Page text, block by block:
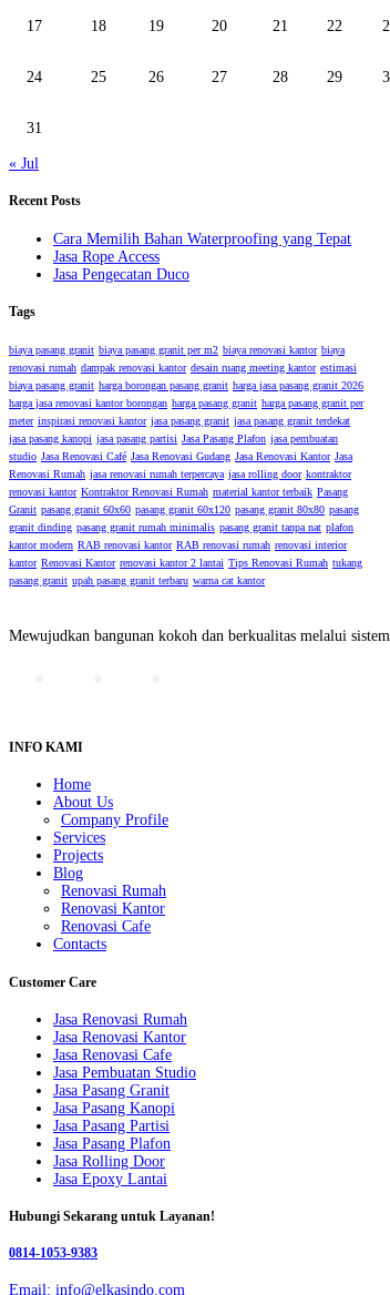
17 18 19 20 21 22
24 25 26 27 28 29
31
« Jul
Recent Posts
Cara Memilih Bahan Waterproofing yang Tepat
Jasa Rope Access
Jasa Pengecatan Duco
Tags
biaya pasang granit biaya pasang granit per m2 biaya renovasi kantor biaya
renovasi rumah dampak renovasi kantor desain ruang meeting kantor estimasi
biaya pasang granit harga borongan pasang granit harga jasa pasang granit 2026
harga jasa renovasi kantor borongan harga pasang granit harga pasang granit per
meter inspirasi renovasi kantor jasa pasang granit jasa pasang granit terdekat
jasa pasang kanopi jasa pasang partisi Jasa Pasang Plafon jasa pembuatan
studio Jasa Renovasi Café Jasa Renovasi Gudang Jasa Renovasi Kantor Jasa
Renovasi Rumah jasa renovasi rumah terpercaya jasa rolling door kontraktor
renovasi kantor Kontraktor Renovasi Rumah material kantor terbaik Pasang
Granit pasang granit 60x60 pasang granit 60x120 pasang granit 80x80 pasang
granit dinding pasang granit rumah minimalis pasang granit tanpa nat plafon
kantor modern RAB renovasi kantor RAB renovasi rumah renovasi interior
kantor Renovasi Kantor renovasi kantor 2 lantai Tips Renovasi Rumah tukang
pasang granit upah pasang granit terbaru warna cat kantor
Mewujudkan bangunan kokoh dan berkualitas melalui
INFO KAMI
Home
About Us
Company Profile
Services
Projects
Blog
Renovasi Rumah
Renovasi Kantor
Renovasi Cafe
Contacts
Customer Care
Jasa Renovasi Rumah
Jasa Renovasi Kantor
Jasa Renovasi Cafe
Jasa Pembuatan Studio
Jasa Pasang Granit
Jasa Pasang Kanopi
Jasa Pasang Partisi
Jasa Pasang Plafon
Jasa Rolling Door
Jasa Epoxy Lantai
Hubungi Sekarang untuk Layanan!
0814-1053-9383
Email: info@elkasindo.com